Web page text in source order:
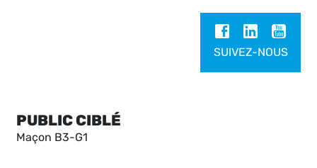
SUIVEZ-NOUS
PUBLIC CIBLÉ
Maçon B3-G1